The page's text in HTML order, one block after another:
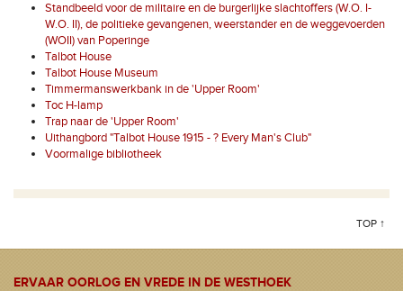
Standbeeld voor de militaire en de burgerlijke slachtoffers (W.O. I-
W.O. II), de politieke gevangenen, weerstander en de weggevoerden
(WOII) van Poperinge
Talbot House
Talbot House Museum
Timmermanswerkbank in de 'Upper Room'
Toc H-lamp
Trap naar de 'Upper Room'
Uithangbord "Talbot House 1915 - ? Every Man's Club"
Voormalige bibliotheek
TOP ↑
ERVAAR OORLOG EN VREDE IN DE WESTHOEK